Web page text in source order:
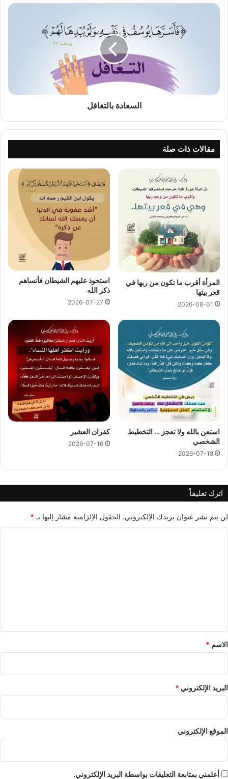
السعادة
السعادة بالتغافل
مقالات ذات صلة
المرأة أقرب ما تكون من ربها في
قعر بيتها
2026-08-01
استحوذ عليهم الشيطان فأنساهم
ذكر الله
2026-07-27
استعن بالله ولا تعجز … التخطيط
الشخصي
2026-07-18
كفران العشير
2026-07-16
اترك تعليقاً
لن يتم نشر عنوان بريدك الإلكتروني. الحقول الإلزامية مشار إليها بـ *
*
الاسم *
البريد الإلكتروني *
الموقع الإلكتروني
أعلمني بمتابعة التعليقات بواسطة البريد الإلكتروني.